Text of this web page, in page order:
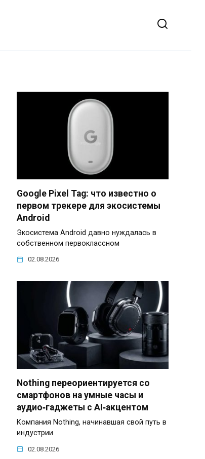
Google Pixel Tag: что известно о
первом трекере для экосистемы
Android
Экосистема Android давно нуждалась в
собственном первоклассном
02.08.2026
Nothing переориентируется со
смартфонов на умные часы и
аудио‑гаджеты с AI‑акцентом
Компания Nothing, начинавшая свой путь в
индустрии
02.08.2026